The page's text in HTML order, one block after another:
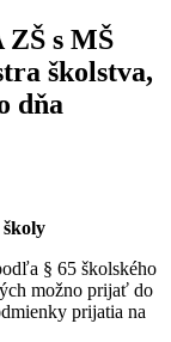
s MŠ
školstva,
dňa
§ 65 školského
možno prijať do
prijatia na